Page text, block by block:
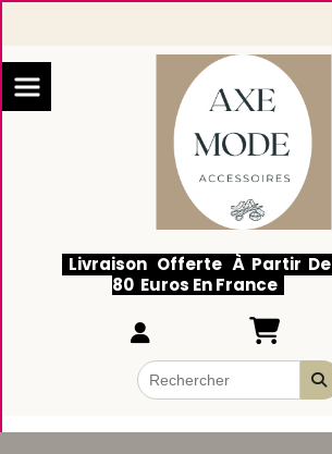
Livraison Offerte À Partir De
80 Euros En France
Panneau de gestion des cookies